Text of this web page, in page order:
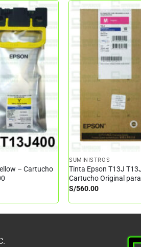
– Cartucho
SUMINISTROS
Tinta Epson T13J
Cartucho Original
S/560.00